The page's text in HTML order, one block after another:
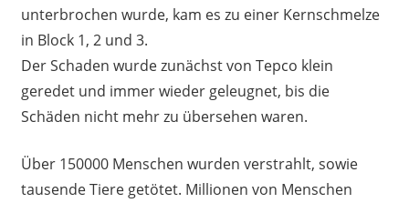
unterbrochen wurde, kam es zu einer Kernschmelze
in Block 1, 2 und 3.
Der Schaden wurde zunächst von Tepco klein
geredet und immer wieder geleugnet, bis die
Schäden nicht mehr zu übersehen waren.
Über 150000 Menschen wurden verstrahlt, sowie
tausende Tiere getötet. Millionen von Menschen